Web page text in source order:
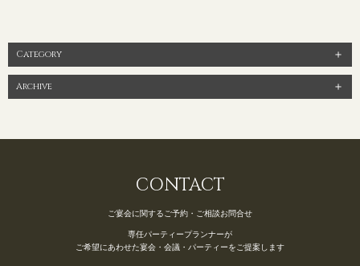
Category
Archive
CONTACT
ご宴会に関するご予約・ご相談お問合せ
専任パーティープランナーが
ご希望にあわせた宴会・会議・パーティーをご提案します